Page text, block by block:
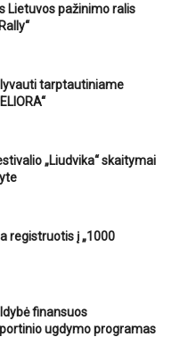
Lietuvos pažinimo ralis
tarptautiniame
„Liudvika“ skaitymai
registruotis į „1000
finansuos
ugdymo programas